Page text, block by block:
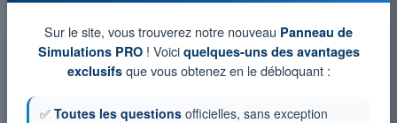
Sur le site, vous trouverez notre nouveau Panneau de
Simulations PRO! Voici quelques-uns des avantages
exclusifsque vous obtenez en le débloquant :
✅ Toutes les questions officielles, sans exception